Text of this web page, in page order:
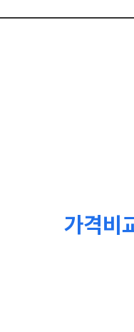
가격비